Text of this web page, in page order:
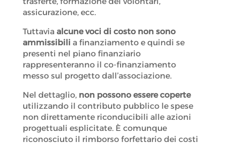
assicurazione, ecc.
Tuttavia alcune voci di costo non sono
ammissibili a finanziamento e quindi se
presenti nel piano finanziario
rappresenteranno il co-finanziamento
messo sul progetto dall’associazione.
Nel dettaglio,non possono essere coperte
utilizzando il contributo pubblico le spese
non direttamente riconducibili alle azioni
progettuali esplicitate. È comunque
riconosciuto il rimborso forfettario dei costi